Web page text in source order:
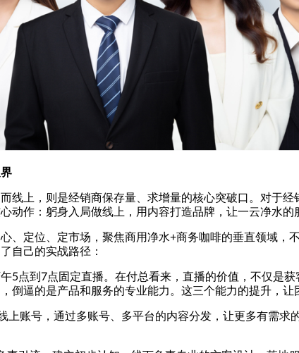
线上，则是经销商保存量、求增量的核心突破口。对于
动作：躬身入局做线上，用内容打造品牌，让一云净水的
、定位、定市场，聚焦商用净水+商务咖啡的垂直领域，
自己的实战路径：
5点到7点固定直播。在付总看来，直播的价值，不仅是
倒逼的是产品和服务的专业能力。这三个能力的提升，让
上账号，通过多账号、多平台的内容分发，让更多有需